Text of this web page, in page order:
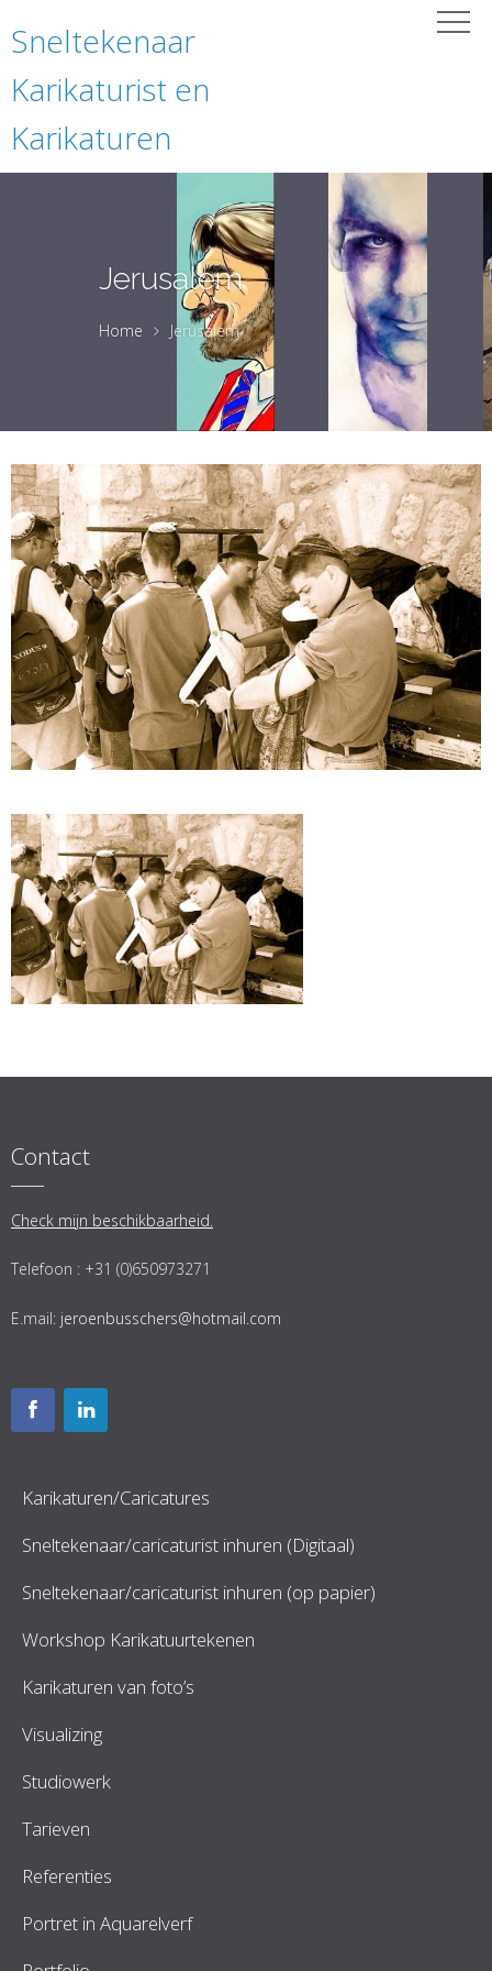
Sneltekenaar
Karikaturist en
Karikaturen
Jerusalem
Home Jerusalem
Contact
Check mijn beschikbaarheid.
Telefoon : +31 (0)650973271
E.mail: jeroenbusschers@hotmail.com
Karikaturen/Caricatures
Sneltekenaar/caricaturist inhuren (Digitaal)
Sneltekenaar/caricaturist inhuren (op papier)
Workshop Karikatuurtekenen
Karikaturen van foto’s
Visualizing
Studiowerk
Tarieven
Referenties
Portret in Aquarelverf